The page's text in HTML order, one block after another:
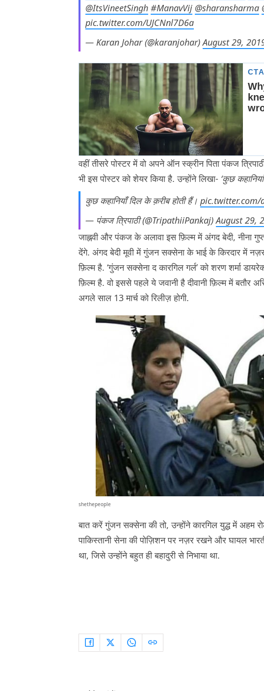
@ItsVineetSingh #ManavVij @sharansharma
pic.twitter.com/UJCNnl7D6a
— Karan Johar (@karanjohar)August 29,
वहीं तीसरे पोस्टर में वो अपने ऑन स्क्रीन पिता पंकज
भी इस पोस्टर को शेयर किया है. उन्होंने लिखा- ‘कुछ
कुछ कहानियाँ दिल के क़रीब होती हैं। pic.twitter.com/
— पंकज त्रिपाठी (@TripathiiPankaj)August 29,
जाह्नवी और पंकज के अलावा इस फ़िल्म में अंगद बेदी, नीना
देंगे. अंगद बेदी मूवी में गुंजन सक्सेना के भाई के किरदार में
फ़िल्म है. ‘गुंजन सक्सेना द कारगिल गर्ल’ को शरण शर्मा
फ़िल्म है. वो इससे पहले ये जवानी है दीवानी फ़िल्म में
अगले साल 13 मार्च को रिलीज़ होगी.
shethepeople
बात करें गुंजन सक्सेना की तो, उन्होंने कारगिल युद्ध में अहम
पाकिस्तानी सेना की पोज़िशन पर नज़र रखने और घायल
था, जिसे उन्होंने बहुत ही बहादुरी से निभाया था.